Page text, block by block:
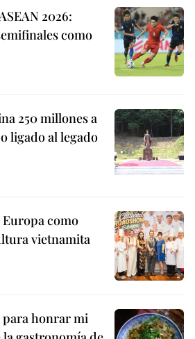
2026:
como
250 millones a
ligado al legado
como
vietnamita
para honrar mi